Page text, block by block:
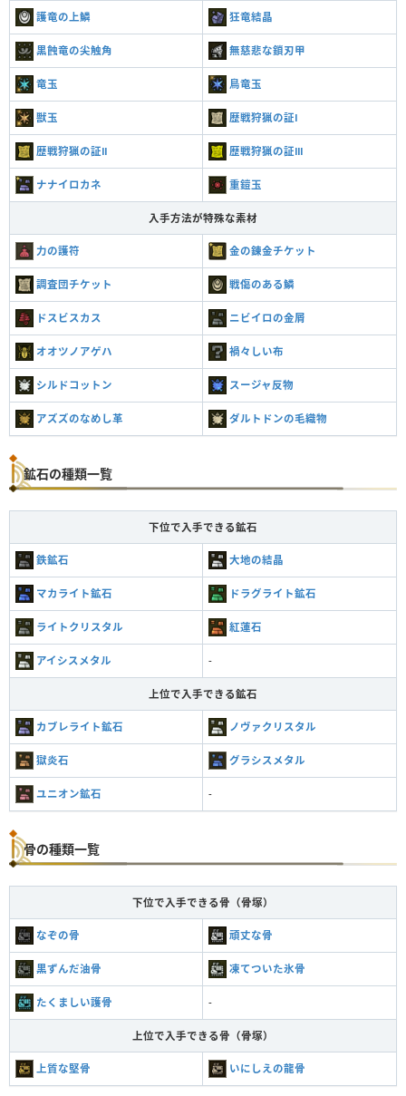
護竜の上鱗 狂竜結晶
黒蝕竜の尖触角 無慈悲な鎖刃甲
竜玉 鳥竜玉
獣玉 歴戦狩猟の証Ⅰ
歴戦狩猟の証Ⅱ 歴戦狩猟の証Ⅲ
ナナイロカネ 重鎧玉
入手方法が特殊な素材
力の護符 金の錬金チケット
調査団チケット 戦傷のある鱗
ドスビスカス ニビイロの金屑
オオツノアゲハ 禍々しい布
シルドコットン スージャ反物
アズズのなめし革 ダルトドンの毛織物
鉱石の種類一覧
下位で入手できる鉱石
鉄鉱石 大地の結晶
マカライト鉱石 ドラグライト鉱石
ライトクリスタル 紅蓮石
アイシスメタル -
上位で入手できる鉱石
カブレライト鉱石 ノヴァクリスタル
獄炎石 グラシスメタル
ユニオン鉱石 -
骨の種類一覧
下位で入手できる骨（骨塚）
なぞの骨 頑丈な骨
黒ずんだ油骨 凍てついた氷骨
たくましい護骨 -
上位で入手できる骨（骨塚）
上質な堅骨 いにしえの龍骨